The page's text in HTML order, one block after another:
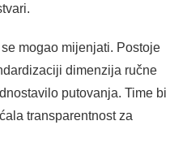
mogao mijenjati. Postoje
dimenzija ručne
putovanja. Time bi
transparentnost za